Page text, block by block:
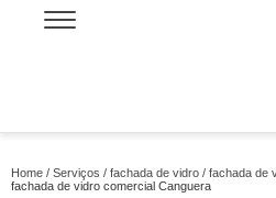
Home Serviços fachada de vidro
fachada de
fachada de vidro comercial Canguera